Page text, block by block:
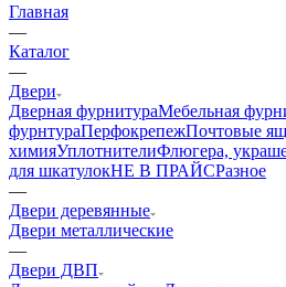
Главная
—
Каталог
—
Двери
Дверная фурнитураМебельная
фурнтураПерфокрепежПочтовые
химияУплотнителиФлюгера,
для шкатулокНЕ В ПРАЙСРазное
—
Двери деревянные
Двери металлические
—
Двери ДВП